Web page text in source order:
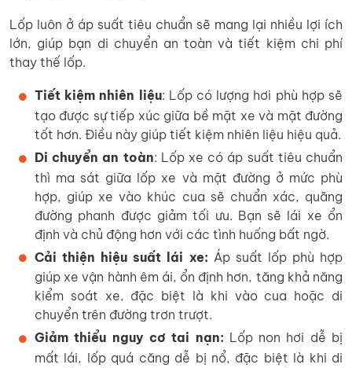
Lốp luôn ở áp suất tiêu chuẩn sẽ mang lại nhiều lợi ích
lớn, giúp bạn di chuyển an toàn và tiết kiệm chi phí
thay thế lốp.
Tiết kiệm nhiên liệu: Lốp có lượng hơi phù hợp sẽ
tạo được sự tiếp xúc giữa bề mặt xe và mặt đường
tốt hơn. Điều này giúp tiết kiệm nhiên liệu hiệu quả.
Di chuyển an toàn: Lốp xe có áp suất tiêu chuẩn
thì ma sát giữa lốp xe và mặt đường ở mức phù
hợp, giúp xe vào khúc cua sẽ chuẩn xác, quãng
đường phanh được giảm tối ưu. Bạn sẽ lái xe ổn
định và chủ động hơn với các tình huống bất ngờ.
Cải thiện hiệu suất lái xe: Áp suất lốp phù hợp
giúp xe vận hành êm ái, ổn định hơn, tăng khả năng
kiểm soát xe, đặc biệt là khi vào cua hoặc di
chuyển trên đường trơn trượt.
Giảm thiểu nguy cơ tai nạn: Lốp non hơi dễ bị
mất lái, lốp quá căng dễ bị nổ, đặc biệt là khi di